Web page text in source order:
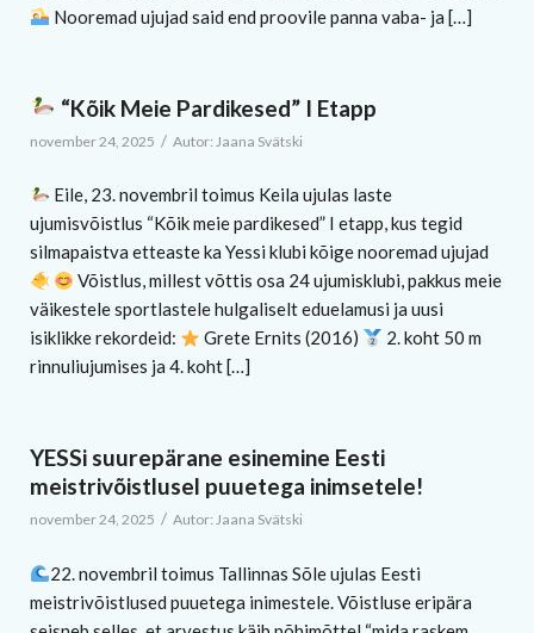
Nooremad ujujad said end proovile panna vaba- ja […]
“Kõik Meie Pardikesed” I Etapp
november 24, 2025 / Autor: Jaana Svätski
Eile, 23. novembril toimus Keila ujulas laste
ujumisvõistlus “Kõik meie pardikesed” I etapp, kus tegid
silmapaistva etteaste ka Yessi klubi kõige nooremad ujujad
Võistlus, millest võttis osa 24 ujumisklubi, pakkus meie
väikestele sportlastele hulgaliselt eduelamusi ja uusi
isiklikke rekordeid:
Grete Ernits (2016)
2. koht 50 m
rinnuliujumises ja 4. koht […]
YESSi suurepärane esinemine Eesti
meistrivõistlusel puuetega inimsetele!
november 24, 2025 / Autor: Jaana Svätski
22. novembril toimus Tallinnas Sõle ujulas Eesti
meistrivõistlused puuetega inimestele. Võistluse eripära